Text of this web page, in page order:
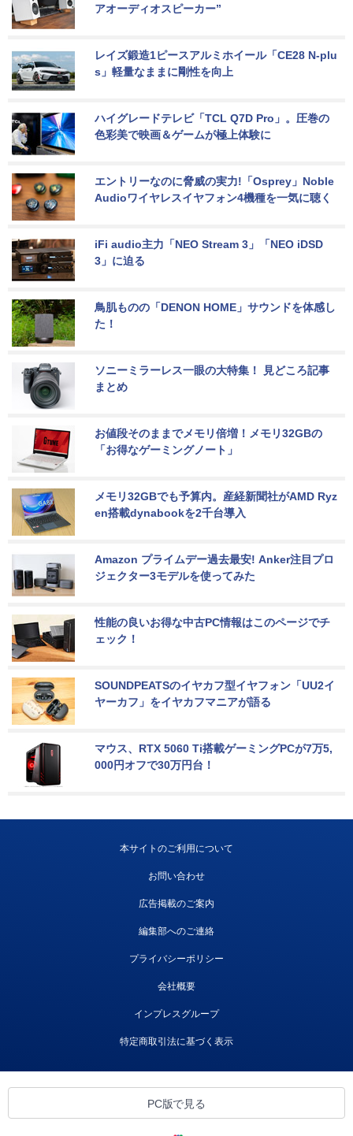
アオーディオスピーカー”
レイズ鍛造1ピースアルミホイール「CE28 N-plu
s」軽量なままに剛性を向上
ハイグレードテレビ「TCL Q7D Pro」。圧巻の
色彩美で映画＆ゲームが極上体験に
エントリーなのに脅威の実力!「Osprey」Noble
Audioワイヤレスイヤフォン4機種を一気に聴く
iFi audio主力「NEO Stream 3」「NEO iDSD
3」に迫る
鳥肌ものの「DENON HOME」サウンドを体感し
た！
ソニーミラーレス一眼の大特集！ 見どころ記事
まとめ
お値段そのままでメモリ倍増！メモリ32GBの
「お得なゲーミングノート」
メモリ32GBでも予算内。産経新聞社がAMD Ryz
en搭載dynabookを2千台導入
Amazon プライムデー過去最安! Anker注目プロ
ジェクター3モデルを使ってみた
性能の良いお得な中古PC情報はこのページでチ
ェック！
SOUNDPEATSのイヤカフ型イヤフォン「UU2イ
ヤーカフ」をイヤカフマニアが語る
マウス、RTX 5060 Ti搭載ゲーミングPCが7万5,
000円オフで30万円台！
本サイトのご利用について
お問い合わせ
広告掲載のご案内
編集部へのご連絡
プライバシーポリシー
会社概要
インプレスグループ
特定商取引法に基づく表示
PC版で見る